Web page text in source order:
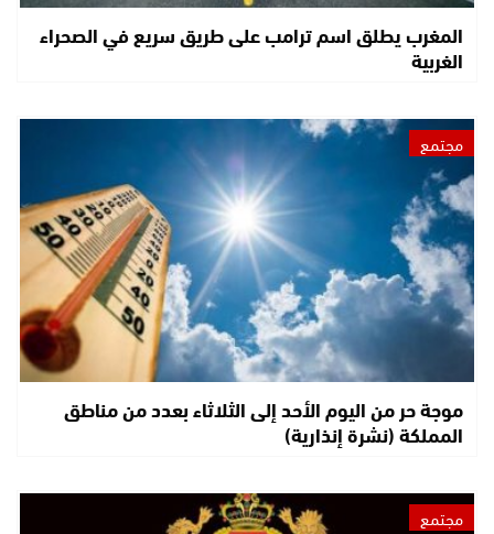
المغرب يطلق اسم ترامب على طريق سريع في الصحراء
الغربية
مجتمع
موجة حر من اليوم الأحد إلى الثلاثاء بعدد من مناطق
المملكة (نشرة إنذارية)
مجتمع